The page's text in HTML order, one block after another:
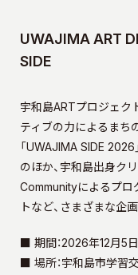
UWAJIMA ART
SIDE
宇和島ARTプロジェク
ティブの力によるまち
「UWAJIMA SIDE
のほか、宇和島出身ク
Communityによるプロ
トなど、さまざまな企
■ 期間：2026年12月5
■ 場所：宇和島市学習